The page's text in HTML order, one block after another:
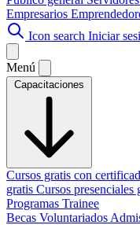
Empresarios
Icon search Iniciar
Menú
Capacitaciones
Cursos gratis con
gratis Cursos presenciales
Programas Trainee
Becas Voluntariados